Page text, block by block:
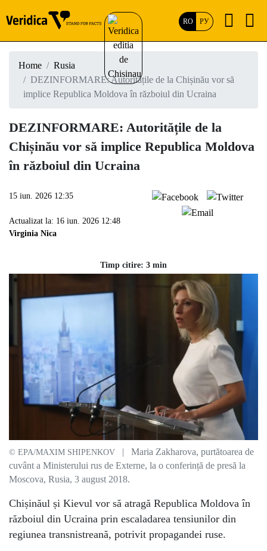
RO РУ
Home
Rusia
DEZINFORMARE: Autoritățile de la Chișinău vor să
implice Republica Moldova în războiul din Ucraina
DEZINFORMARE: Autoritățile de la
Chișinău vor să implice Republica Moldova
în războiul din Ucraina
© EPA/MAXIM SHIPENKOV
| Maria Zakharova, purtătoarea de
cuvânt a Ministerului rus de Externe, la o conferință de presă la
Moscova, Rusia, 3 august 2018.
Chișinăul și Kievul vor să atragă Republica Moldova în
războiul din Ucraina prin escaladarea tensiunilor din
regiunea transnistreană, potrivit propagandei ruse.
15 iun. 2026 12:35
Actualizat la: 16 iun. 2026 12:48
Virginia Nica
Timp citire: 3 min